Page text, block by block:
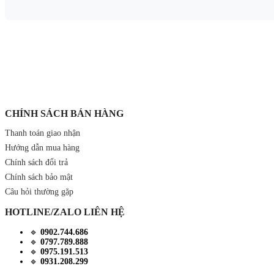
CHÍNH SÁCH BÁN HÀNG
Thanh toán giao nhận
Hướng dẫn mua hàng
Chính sách đổi trả
Chính sách bảo mật
Câu hỏi thường gặp
HOTLINE/ZALO LIÊN HỆ
🔹 0902.744.686
🔹 0797.789.888
🔹 0975.191.513
🔹 0931.208.299